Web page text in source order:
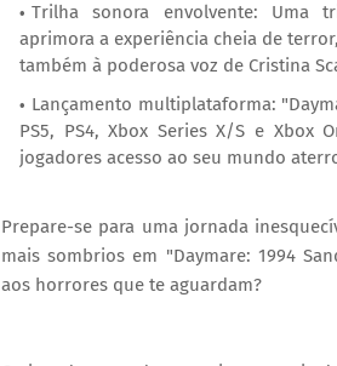
Trilha sonora envolvente: Uma
aprimora a experiência cheia de
também à poderosa voz de Cristina
Lançamento multiplataforma:
PS5, PS4, Xbox Series X/S e Xbox
jogadores acesso ao seu mundo
Prepare-se para uma jornada
mais sombrios em "Daymare: 1994
aos horrores que te aguardam?